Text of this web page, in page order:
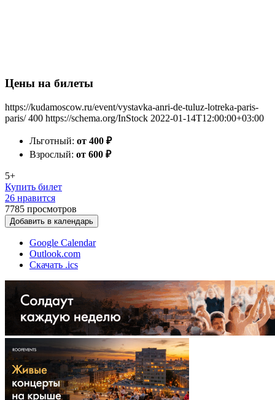
Цены на билеты
https://kudamoscow.ru/event/vystavka-anri-de-tuluz-lotreka-paris-
paris/ 400 https://schema.org/InStock 2022-01-14T12:00:00+03:00
Льготный: от 400 ₽
Взрослый: от 600 ₽
5+
Купить билет
26 нравится
7785 просмотров
Добавить в календарь
Google Calendar
Outlook.com
Скачать .ics